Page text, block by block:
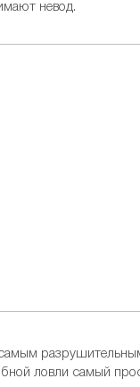
невод.
ловли самый